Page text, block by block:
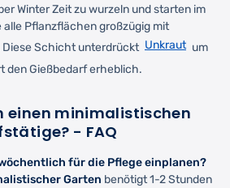
Winter Zeit zu wurzeln und starten im
Pflanzflächen großzügig mit
Diese Schicht unterdrückt Unkraut um
den Gießbedarf erheblich.
einen minimalistischen
- FAQ
für die Pflege einplanen?
Garten benötigt 1-2 Stunden